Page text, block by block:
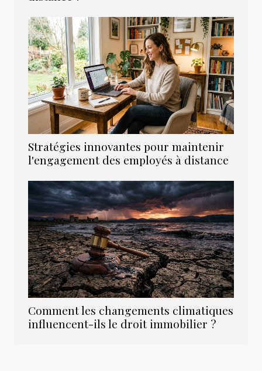
Stratégies innovantes pour maintenir
l'engagement des employés à distance
Comment les changements climatiques
influencent-ils le droit immobilier ?